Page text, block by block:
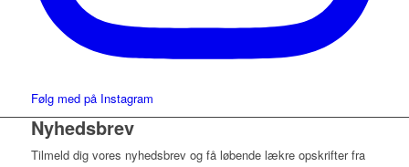
Følg med på Instagram
Nyhedsbrev
Tilmeld dig vores nyhedsbrev og få løbende lækre opskrifter fra